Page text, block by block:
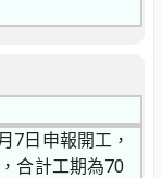
7日申報開工，
合計工期為70